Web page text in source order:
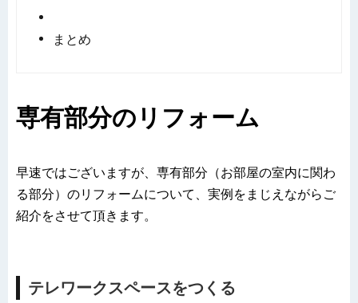
まとめ
専有部分のリフォーム
早速ではございますが、専有部分（お部屋の室内に関わ
る部分）のリフォームについて、実例をまじえながらご
紹介をさせて頂きます。
テレワークスペースをつくる